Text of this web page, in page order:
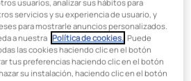
y euforia, contrarrestando los
personas experimentan una
ánimo después de hacer ejercicio.
usuarios, analizar sus hábitos para
servicios y su experiencia de usuario, y
para mostrarle anuncios personalizados.
a nuestra Política de cookies. . Puede
las cookies haciendo clic en el botón
tus preferencias haciendo clic en el botón
su instalación, haciendo clic en el botón